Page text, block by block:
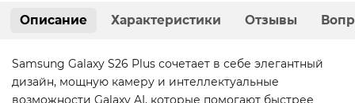
Описание Характеристики Отзывы
Samsung Galaxy S26 Plus сочетает в себе элегантный
дизайн, мощную камеру и интеллектуальные
возможности Galaxy AI, которые помогают быстрее